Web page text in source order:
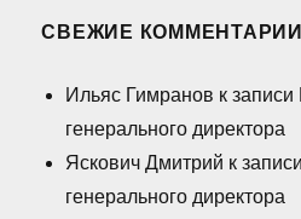
СВЕЖИЕ КОММЕНТАРИИ
Ильяс Гимранов к записи
генерального директора
Яскович Дмитрий к записи
генерального директора